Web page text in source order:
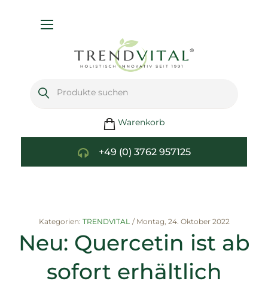
Warenkorb
+49 (0) 3762 957125
Kategorien: TRENDVITAL / Montag, 24. Oktober 2022
Neu: Quercetin ist ab
sofort erhältlich